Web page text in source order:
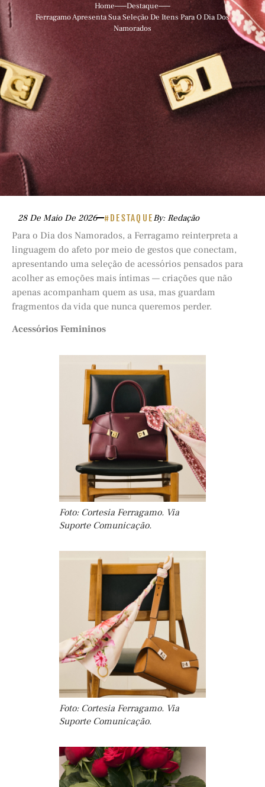
Home
Destaque
Ferragamo Apresenta Sua Seleção De Itens Para O Dia Dos
Namorados
28 De Maio De 2026 #DESTAQUEBy: Redação
Para o Dia dos Namorados, a Ferragamo reinterpreta a
linguagem do afeto por meio de gestos que conectam,
apresentando uma seleção de acessórios pensados para
acolher as emoções mais íntimas — criações que não
apenas acompanham quem as usa, mas guardam
fragmentos da vida que nunca queremos perder.
Acessórios Femininos
Foto: Cortesia Ferragamo. Via
Suporte Comunicação.
Foto: Cortesia Ferragamo. Via
Suporte Comunicação.